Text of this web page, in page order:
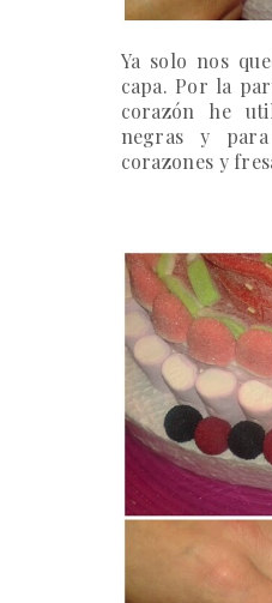
Ya solo nos
capa. Por la
corazón he
negras y
corazones y